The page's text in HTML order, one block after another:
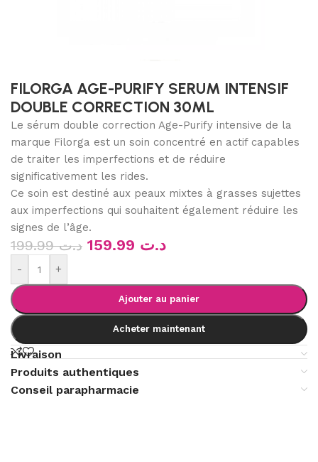
FILORGA AGE-PURIFY SERUM INTENSIF
DOUBLE CORRECTION 30ML
Le sérum double correction Age-Purify intensive de la
marque Filorga est un soin concentré en actif capables
de traiter les imperfections et de réduire
significativement les rides.
Ce soin est destiné aux peaux mixtes à grasses sujettes
aux imperfections qui souhaitent également réduire les
signes de l’âge.
د.ت199.99 د.ت
- +
Ajouter au panier
Acheter maintenant
Livraison
Produits authentiques
Conseil parapharmacie